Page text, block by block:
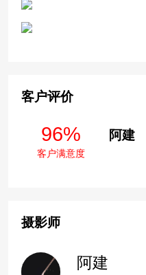
客户评价
96%
客户满意度
阿建
摄影师
阿建